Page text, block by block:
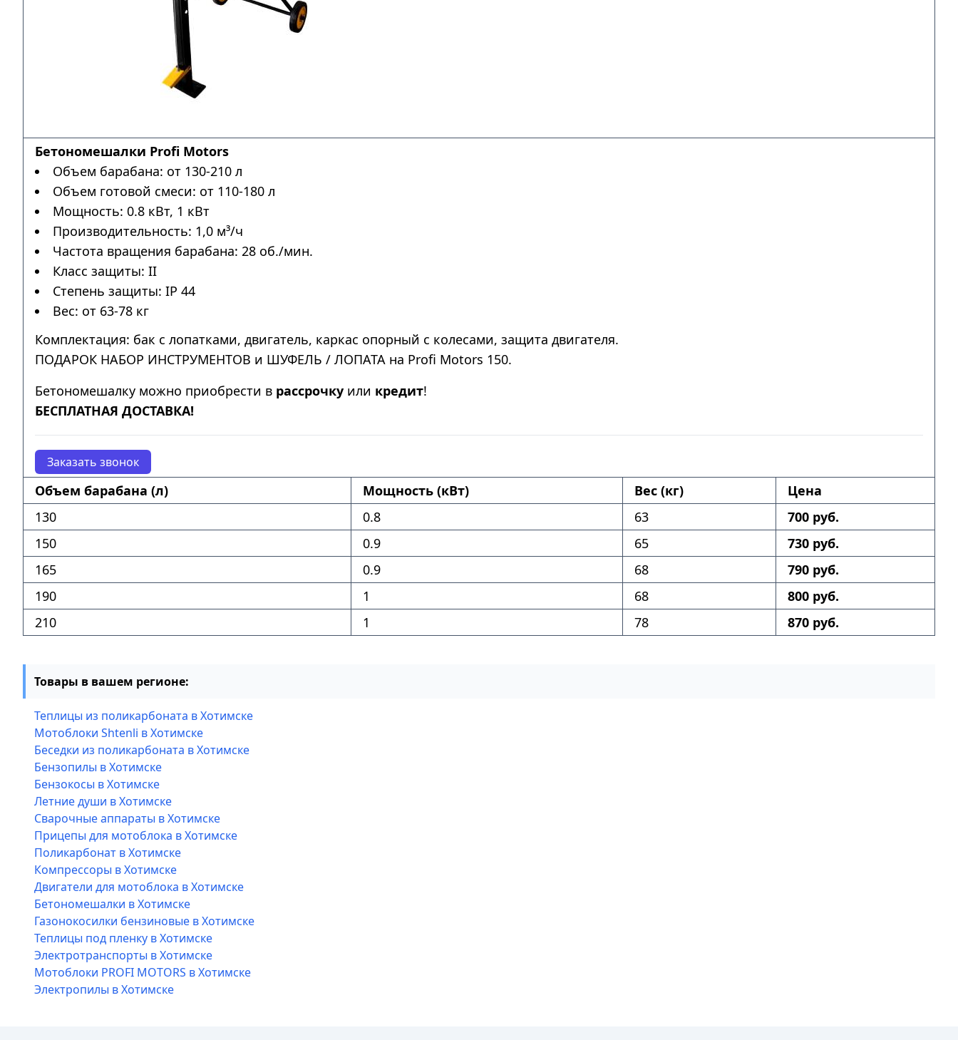
Бетономешалки Profi Motors
Объем барабана: от 130-210 л
Объем готовой смеси: от 110-180 л
Мощность: 0.8 кВт, 1 кВт
Производительность: 1,0 м³/ч
Частота вращения барабана: 28 об./мин.
Класс защиты: II
Степень защиты: IP 44
Вес: от 63-78 кг
Комплектация: бак с лопатками, двигатель, каркас опорный с колесами, защита двигателя.
ПОДАРОК НАБОР ИНСТРУМЕНТОВ и ШУФЕЛЬ / ЛОПАТА на Profi Motors 150.
Бетономешалку можно приобрести в рассрочку или кредит!
БЕСПЛАТНАЯ ДОСТАВКА!
Заказать звонок
Объем барабана (л) Мощность (кВт) Вес (кг)
Цена
130
0.8 63
700 руб.
150
0.9 65
730 руб.
165
0.9 68
790 руб.
190
1 68
800 руб.
210
1 78 870 руб.
Товары в вашем регионе:
Теплицы из поликарбоната в Хотимске
Мотоблоки Shtenli в Хотимске
Беседки из поликарбоната в Хотимске
Бензопилы в Хотимске
Бензокосы в Хотимске
Летние души в Хотимске
Сварочные аппараты в Хотимске
Прицепы для мотоблока в Хотимске
Поликарбонат в Хотимске
Компрессоры в Хотимске
Двигатели для мотоблока в Хотимске
Бетономешалки в Хотимске
Газонокосилки бензиновые в Хотимске
Теплицы под пленку в Хотимске
Электротранспорты в Хотимске
Мотоблоки PROFI MOTORS в Хотимске
Электропилы в Хотимске